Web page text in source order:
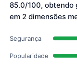
85.0/100, obtendo
em 2 dimensões
Segurança
Popularidade